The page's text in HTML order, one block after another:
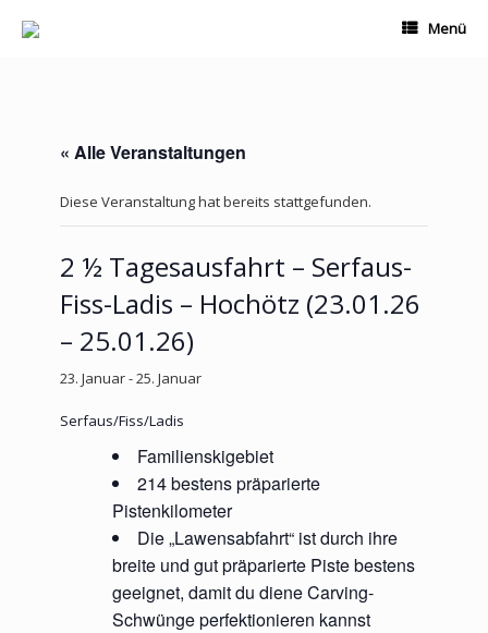
Inhalt
Menü
« Alle Veranstaltungen
Diese Veranstaltung hat bereits stattgefunden.
2 ½ Tagesausfahrt – Serfaus-
Fiss-Ladis – Hochötz (23.01.26
– 25.01.26)
23. Januar-25. Januar
Serfaus/Fiss/Ladis
Familienskigebiet
214 bestens präparierte
Pistenkilometer
Die „Lawensabfahrt“ ist durch ihre
breite und gut präparierte Piste bestens
geeignet, damit du diene Carving-
Schwünge perfektionieren kannst